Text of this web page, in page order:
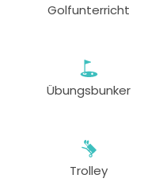
Golfunterricht
Übungsbunker
Trolley